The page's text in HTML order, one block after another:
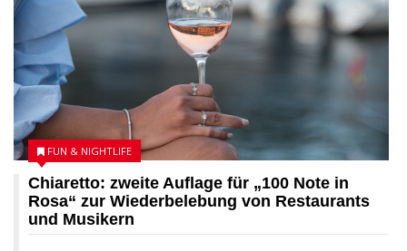
Chiaretto: zweite Auflage für „100 Note in
Rosa“ zur Wiederbelebung von Restaurants
und Musikern
FUN & NIGHTLIFE